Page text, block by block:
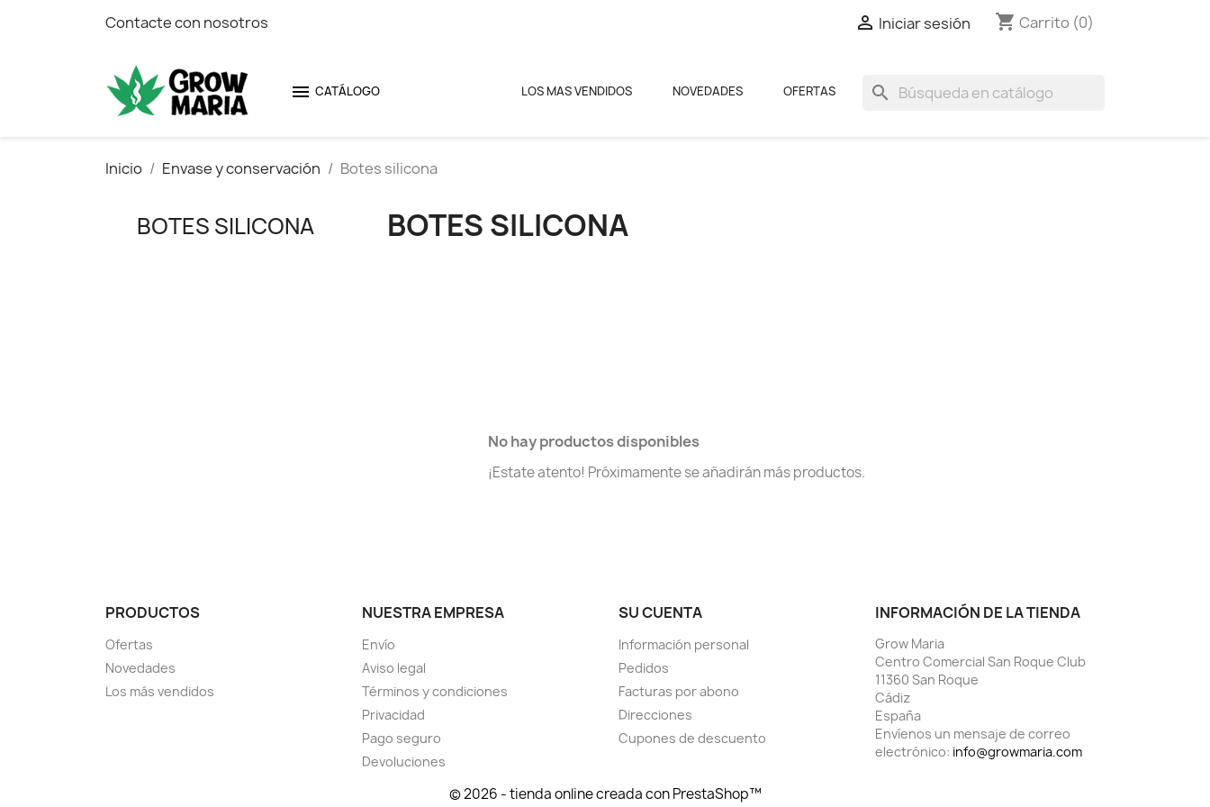
Contacte con nosotros  Iniciar sesión shopping_cart Carrito (0)
search
OFERTAS
NOVEDADES
LOS MAS VENDIDOS
 CATÁLOGO
Inicio Envase y conservación Botes silicona
BOTES SILICONA BOTES SILICONA
No hay productos disponibles
¡Estate atento! Próximamente se añadirán más productos.
PRODUCTOS
Ofertas
Novedades
Los más vendidos
NUESTRA EMPRESA
Envío
Aviso legal
Términos y condiciones
Privacidad
Pago seguro
Devoluciones
SU CUENTA
Información personal
Pedidos
Facturas por abono
Direcciones
Cupones de descuento
INFORMACIÓN DE LA TIENDA
Grow Maria
Centro Comercial San Roque Club
11360 San Roque
Cádiz
España
Envíenos un mensaje de correo
electrónico: info@growmaria.com
© 2026 - tienda online creada con PrestaShop™